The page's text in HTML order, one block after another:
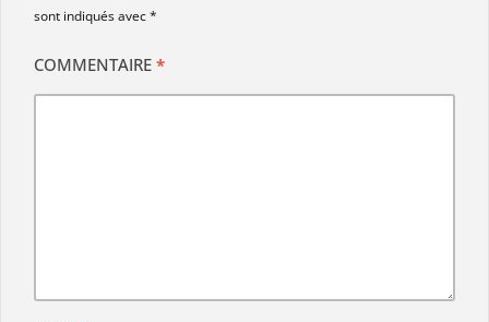
sont indiqués avec*
COMMENTAIRE *